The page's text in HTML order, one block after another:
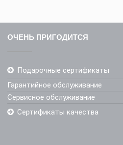
ОЧЕНЬ ПРИГОДИТСЯ
Подарочные сертификаты
Гарантийное обслуживание
Сервисное обслуживание
Сертификаты качества